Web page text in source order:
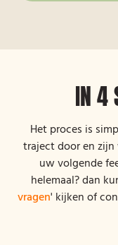
IN 4
Het proces is
traject door en
uw volgende
helemaal? dan
vragen' kijken of